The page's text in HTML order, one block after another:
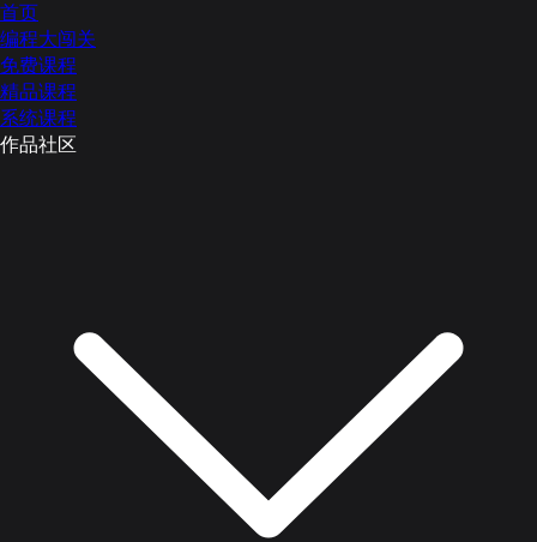
首页
编程大闯关
免费课程
精品课程
系统课程
作品社区